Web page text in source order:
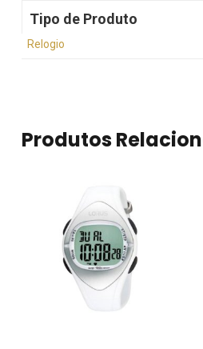
Nenhum
Tipo de Produto
Relogio
Produtos